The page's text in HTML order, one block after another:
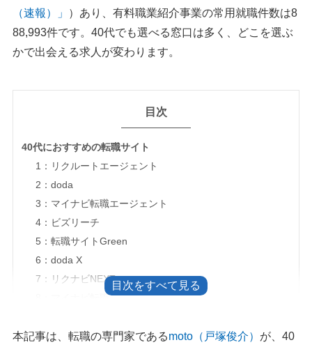
（速報）」
）あり、有料職業紹介事業の常用就職件数は8
88,993件です。40代でも選べる窓口は多く、どこを選ぶ
かで出会える求人が変わります。
目次
40代におすすめの転職サイト
1：リクルートエージェント
2：doda
3：マイナビ転職エージェント
4：ビズリーチ
5：転職サイトGreen
6：doda X
7：リクナビNEXT
8：マイナビ転職
40代男性におすすめの転職サイト
本記事は、転職の専門家であるmoto（戸塚俊介） が、40